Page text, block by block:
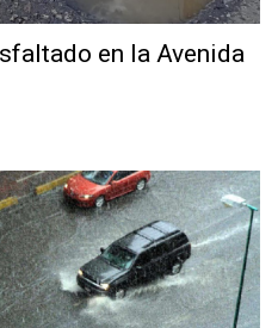
en la Avenida